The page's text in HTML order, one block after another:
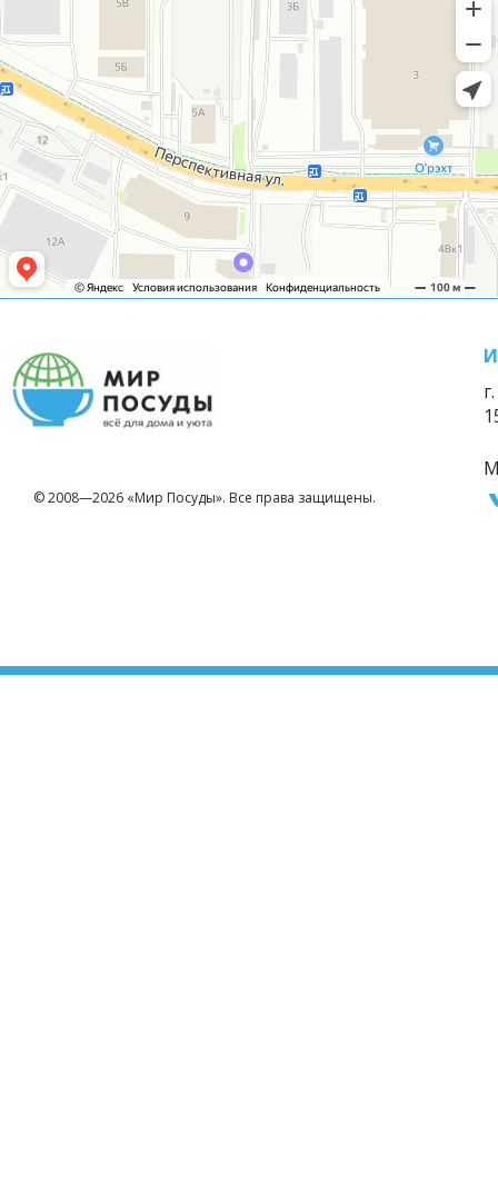
© 2008—2026 «Мир Посуды». Все права защищены.